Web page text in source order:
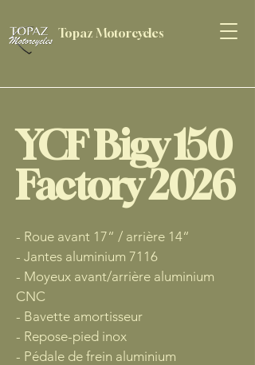
Topaz Motorcycles
YCF Bigy 150
Factory 2026
- Roue avant 17“ / arrière 14“
- Jantes aluminium 7116
- Moyeux avant/arrière aluminium
CNC
- Bavette amortisseur
- Repose-pied inox
- Pédale de frein aluminium